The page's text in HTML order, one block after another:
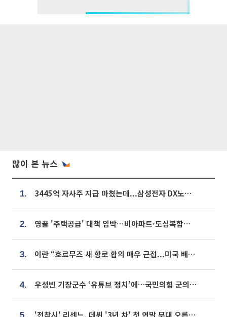
많이 본 뉴스
1. 3445억 자사주 지급 마쳤는데...삼성전자 DX노조, 뒤늦은 '떼쓰기 집회'
2. 영끌 '주택공급' 대책 임박⋯비아파트·도심복합까지 총동원
3. 이란 “호르무즈 새 항로 합의 매우 근접...미국 배상 먼저”
4. 우성빈 기장군수 ‘유튜브 정치’에…국민의힘 군의원들 집단 반발
5. '전참시' 리센느, 데뷔 '3년 차' 첫 연말 무대 오른다⋯"그동안 섭외 안 와"